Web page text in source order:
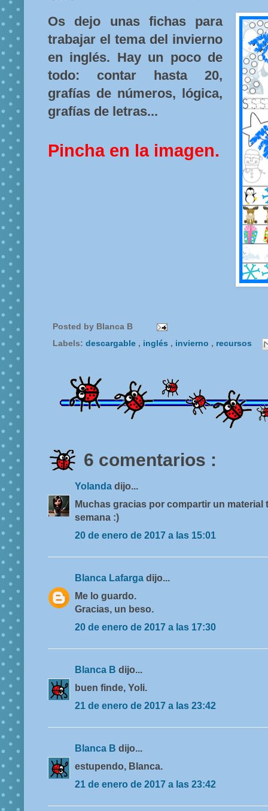
Os dejo unas fichas para
trabajar el tema del invierno
en inglés. Hay un poco de
todo: contar hasta 20,
grafías de números, lógica,
grafías de letras...
Pincha en la imagen.
Posted by Blanca B
Labels: descargable , inglés , invierno , recursos
6 comentarios :
Yolanda dijo...
Muchas gracias por compartir un material
semana :)
20 de enero de 2017 a las 15:01
Blanca Lafarga dijo...
Me lo guardo.
Gracias, un beso.
20 de enero de 2017 a las 17:30
Blanca B dijo...
buen finde, Yoli.
21 de enero de 2017 a las 23:42
Blanca B dijo...
estupendo, Blanca.
21 de enero de 2017 a las 23:42